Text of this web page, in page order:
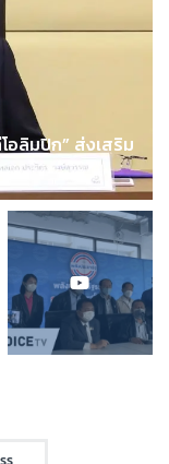
อลิมปิก” ส่งเสริม
ร